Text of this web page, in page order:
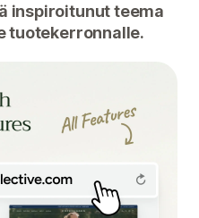
inspiroitunut teema
tuotekerronnalle.